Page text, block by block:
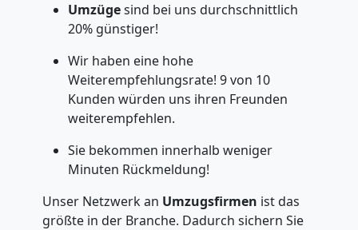
Umzügesind bei uns durchschnittlich
20% günstiger!
Wir haben eine hohe
Weiterempfehlungsrate! 9 von 10
Kunden würden uns ihren Freunden
weiterempfehlen.
Sie bekommen innerhalb weniger
Minuten Rückmeldung!
Unser Netzwerk an Umzugsfirmen ist das
größte in der Branche. Dadurch sichern Sie